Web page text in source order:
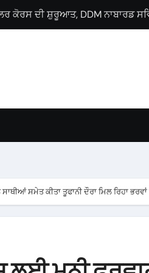
ਸਿੰਘ ਸਿੰਗੜੀਵਾਲਾ ਨੂੰ ਵਿਧਾਨ
Chemistry
ਸਮੇਤ ਕੀਤਾ ਤੂਫਾਨੀ ਦੌਰਾ ਮਿਲ ਰਿਹਾ ਭਰਵਾਂ